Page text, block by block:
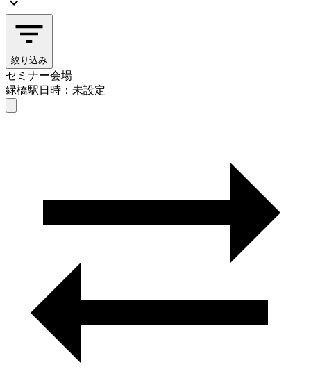
絞り込み
セミナー会場
緑橋駅日時：未設定